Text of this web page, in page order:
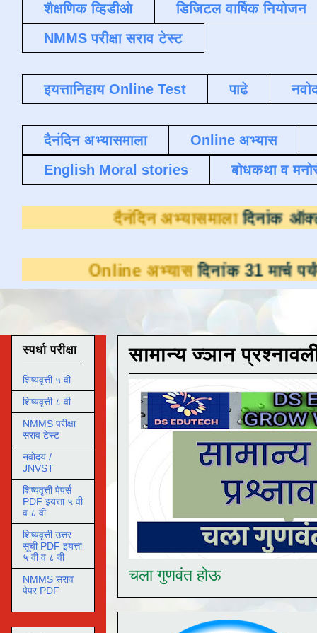
शैक्षणिक व्हिडीओ
डिजिटल वार्षिक नियोजन
NMMS परीक्षा सराव टेस्ट
इयत्तानिहाय Online Test पाढे
दैनंदिन अभ्यासमाला
Online अभ्यास
English Moral stories
बोधकथा व
दैनंदिन
Online अभ्यासदिनांक 31 मार्च पर्यंत
सामान्य ज्ञान
चला गुणवंत होऊ
स्पर्धा परीक्षा
शिष्यवृत्ती ५ वी
शिष्यवृत्ती ८ वी
NMMS परीक्षा
सराव टेस्ट
नवोदय /
JNVST
शिष्यवृत्ती पेपर्स
PDF इयत्ता ५ वी
व ८ वी
शिष्यवृत्ती उत्तर
सूची PDF इयत्ता
५ वी व ८ वी
NMMS सराव
पेपर PDF